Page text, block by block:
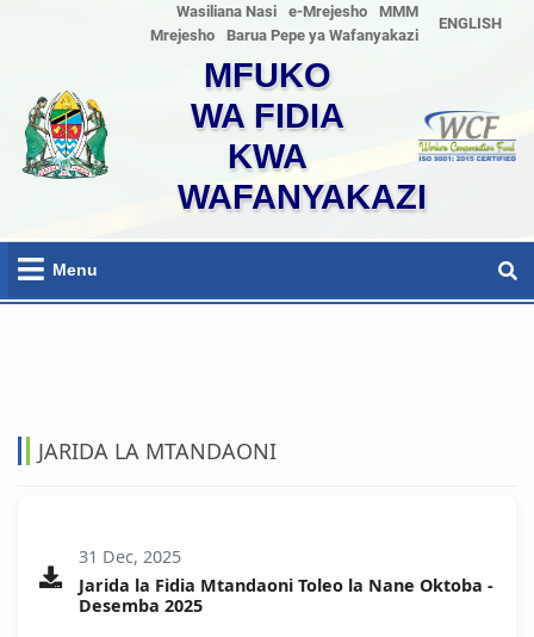
MMM
e-Mrejesho
Wasiliana Nasi
Barua Pepe ya Wafanyakazi
Mrejesho
ENGLISH
MFUKO
WA FIDIA
KWA
WAFANYAKAZI
Menu
JARIDA LA MTANDAONI
31 Dec, 2025
Jarida la Fidia Mtandaoni Toleo la Nane Oktoba -
Desemba 2025